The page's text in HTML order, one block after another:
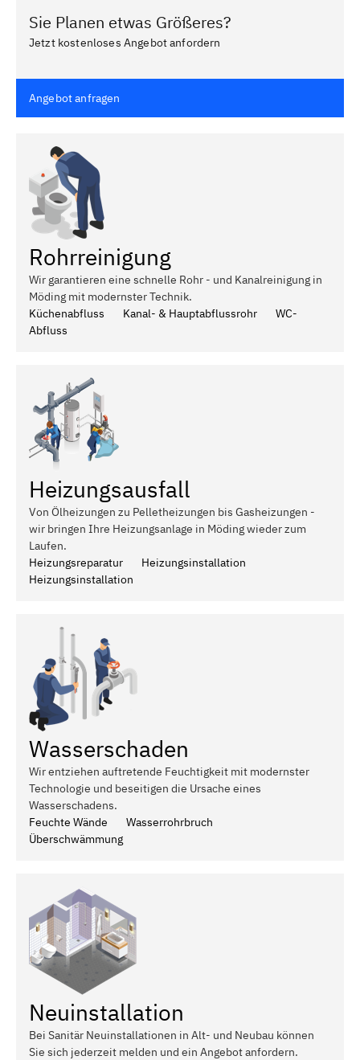
Sie Planen etwas Größeres?
Jetzt kostenloses Angebot anfordern
Angebot anfragen
Rohrreinigung
Wir garantieren eine schnelle Rohr - und Kanalreinigung in
Möding mit modernster Technik.
Küchenabfluss
Kanal- & Hauptabflussrohr
WC-
Abfluss
Heizungsausfall
Von Ölheizungen zu Pelletheizungen bis Gasheizungen -
wir bringen Ihre Heizungsanlage in Möding wieder zum
Laufen.
Heizungsreparatur
Heizungsinstallation
Heizungsinstallation
Wasserschaden
Wir entziehen auftretende Feuchtigkeit mit modernster
Technologie und beseitigen die Ursache eines
Wasserschadens.
Feuchte Wände
Wasserrohrbruch
Überschwämmung
Neuinstallation
Bei Sanitär Neuinstallationen in Alt- und Neubau können
Sie sich jederzeit melden und ein Angebot anfordern.